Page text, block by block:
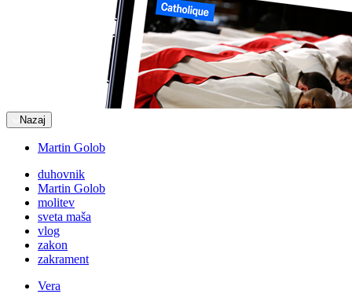
Nazaj
Martin Golob
duhovnik
Martin Golob
molitev
sveta maša
vlog
zakon
zakrament
Vera